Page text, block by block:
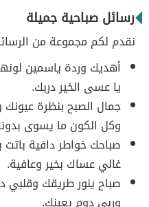
رسائل صباحية جميلة
نقدم لكم مجموعة من
أهديك وردة ياسمين
يا عسى الخير دربك.
جمال الصبح بنظرة
وكل الكون ما يسوى
صباحك خواطر دافية
غالي عساك بخير وعافية.
صباح ينور طريقك وقلبي
وربي دوم يعينك.